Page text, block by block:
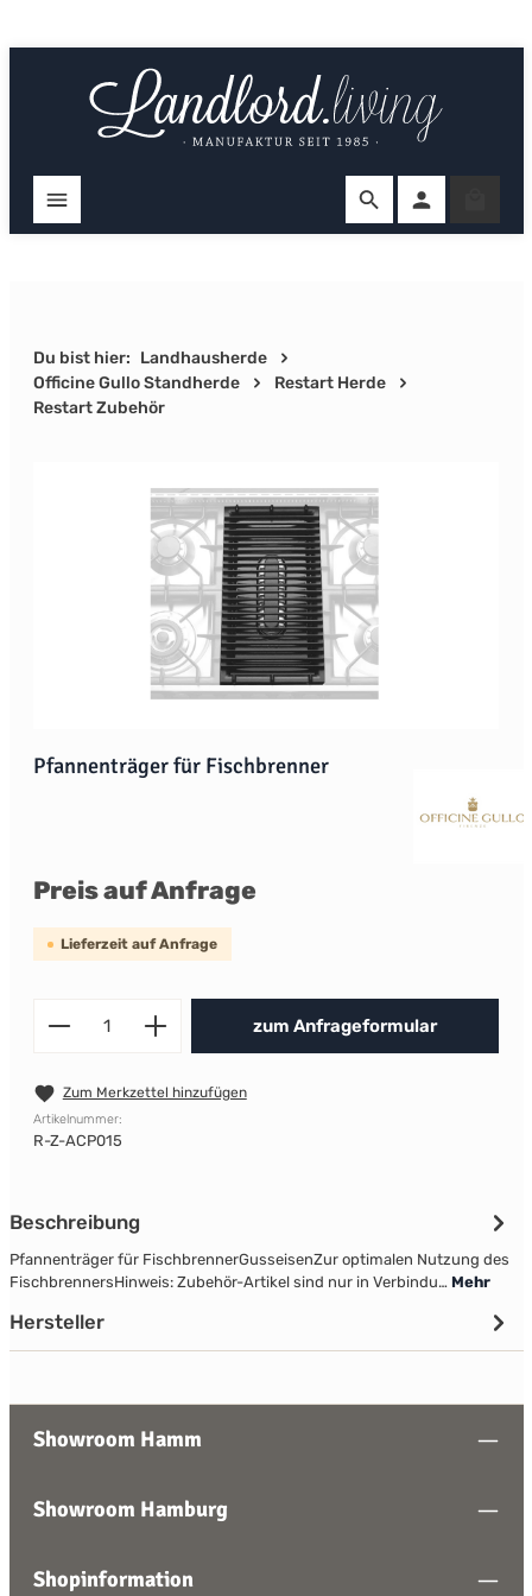
Du bist hier: Landhausherde
Officine Gullo Standherde
Restart Herde
Restart Zubehör
Pfannenträger für Fischbrenner
Preis auf Anfrage
Lieferzeit auf Anfrage
Produkt Anzahl: Gib den
zum Anfrageformular
Zum Merkzettel hinzufügen
Artikelnummer:
R-Z-ACP015
Beschreibung
Pfannenträger für FischbrennerGusseisenZur optimalen Nutzung des
Fischbrenners Hinweis: Zubehör-Artikel sind nur in Verbindu… Mehr
Hersteller
Showroom Hamm
Showroom Hamburg
Shopinformation